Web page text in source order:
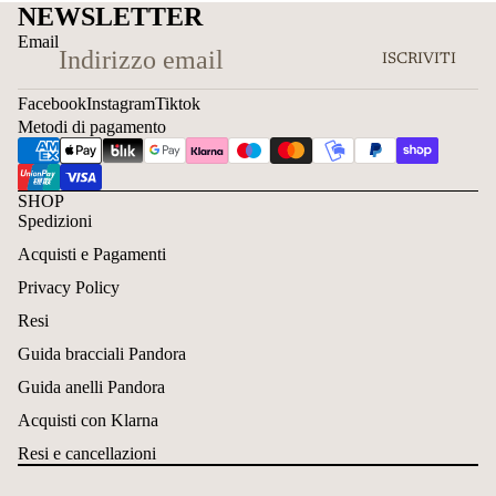
NEWSLETTER
Email
ISCRIVITI
FacebookInstagramTiktok
Metodi di pagamento
SHOP
Spedizioni
Acquisti e Pagamenti
Privacy Policy
Resi
Guida bracciali Pandora
Guida anelli Pandora
Acquisti con Klarna
Resi e cancellazioni